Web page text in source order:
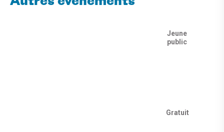
Gratuit
Jeune
public